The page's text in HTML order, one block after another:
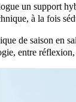
un support
à la fois
de saison en
entre